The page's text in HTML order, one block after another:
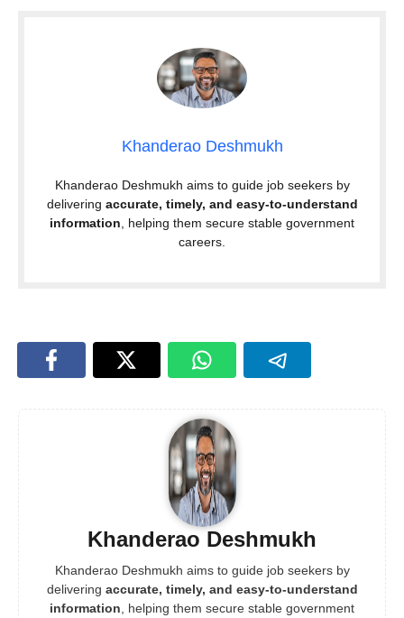
Khanderao Deshmukh
Khanderao Deshmukh aims to guide job seekers by
delivering accurate, timely, and easy-to-understand
information , helping them secure stable government
careers.
Khanderao Deshmukh
Khanderao Deshmukh aims to guide job seekers by
delivering accurate, timely, and easy-to-understand
information , helping them secure stable government